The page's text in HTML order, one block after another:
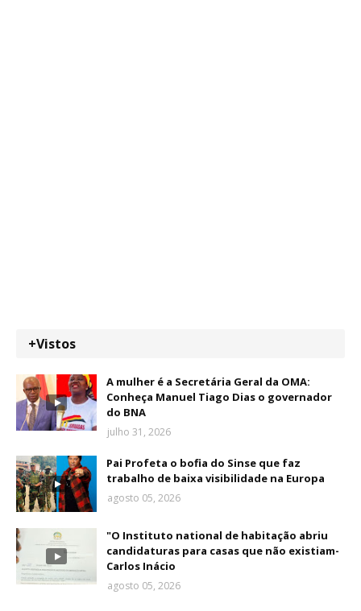
+Vistos
A mulher é a Secretária Geral da OMA:
Conheça Manuel Tiago Dias o governador
do BNA
julho 31, 2026
Pai Profeta o bofia do Sinse que faz
trabalho de baixa visibilidade na Europa
agosto 05, 2026
"O Instituto national de habitação abriu
candidaturas para casas que não existiam-
Carlos Inácio
agosto 05, 2026